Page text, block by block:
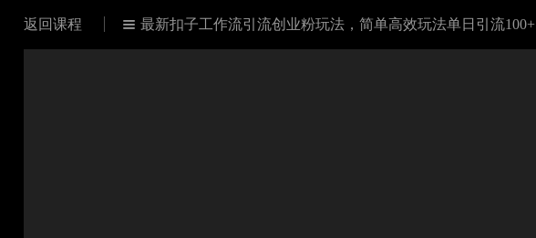
返回课程  最新扣子工作流引流创业粉玩法，简单高效玩法单日引流100+